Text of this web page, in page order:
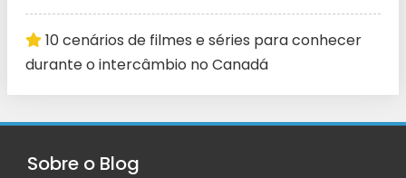
10 cenários de filmes e séries para conhecer
durante o intercâmbio no Canadá
Sobre o Blog